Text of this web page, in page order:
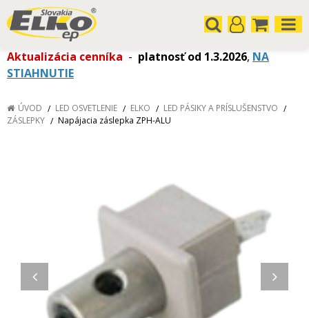
Aktualizácia cenníka - platnosť od 1.3.2026, NA
STIAHNUTIE
ÚVOD LED OSVETLENIE ELKO
LED PÁSIKY A PRÍSLUŠENSTVO
ZÁSLEPKY
Napájacia záslepka ZPH-ALU